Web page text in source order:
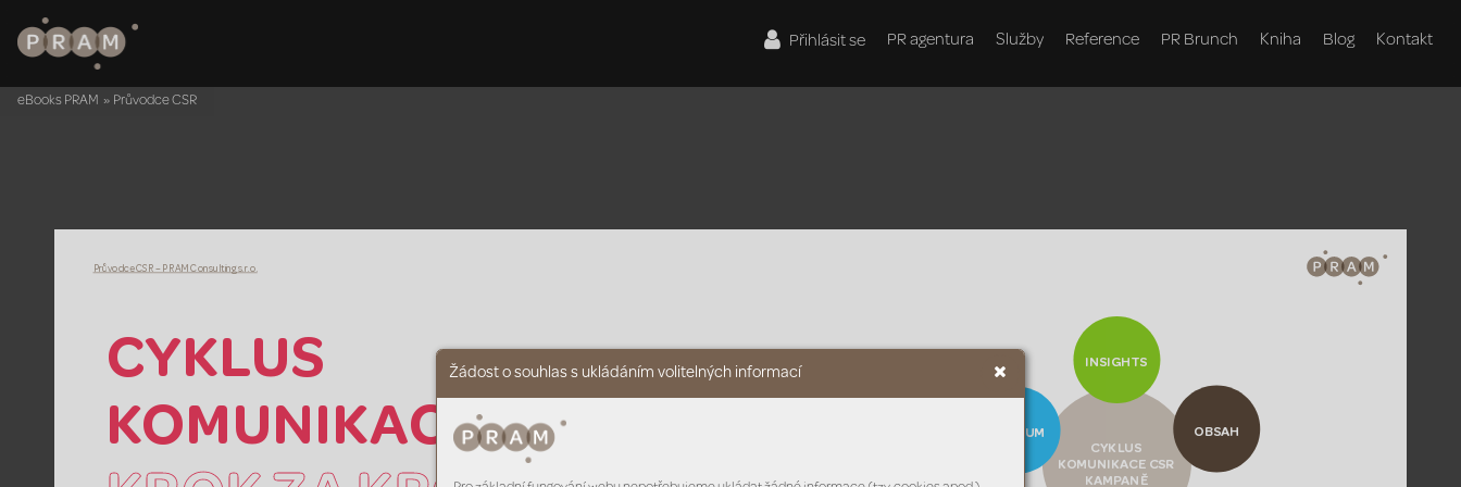
Žádost o souhlas s ukládáním volitelných informací
CYKLUS
KOMUNIKACEANEB
Průvodce CSR – PRAM Consulting s.r.o.
CYKLUS
KOMUNIKACE CSR
KAMPANĚ
OBSAH
INSIGHTS
VÝZKUM
Přihlásit se PR agentura Služby Reference PR Brunch Kniha Blog Kontakt
eBooks PRAM » Průvodce CSR